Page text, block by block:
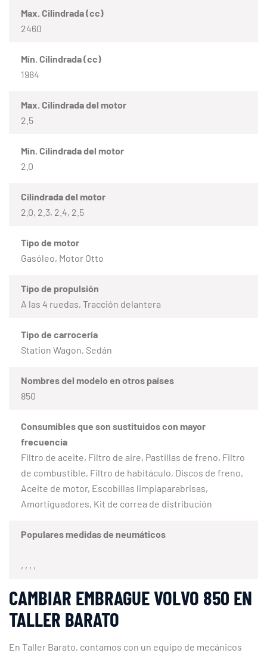
Max. Cilindrada (cc)
2460
Mín. Cilindrada (cc)
1984
Max. Cilindrada del motor
2.5
Mín. Cilindrada del motor
2.0
Cilindrada del motor
2.0, 2.3, 2.4, 2.5
Tipo de motor
Gasóleo, Motor Otto
Tipo de propulsión
A las 4 ruedas, Tracción delantera
Tipo de carrocería
Station Wagon, Sedán
Nombres del modelo en otros países
850
Consumibles que son sustituidos con mayor
frecuencia
Filtro de aceite, Filtro de aire, Pastillas de freno, Filtro
de combustible, Filtro de habitáculo, Discos de freno,
Aceite de motor, Escobillas limpiaparabrisas,
Amortiguadores, Kit de correa de distribución
Populares medidas de neumáticos
, , , ,
CAMBIAR EMBRAGUE VOLVO 850 EN
TALLER BARATO
En Taller Barato, contamos con un equipo de mecánicos